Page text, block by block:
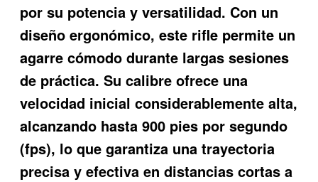
por su potencia y versatilidad. Con un
diseño ergonómico, este rifle permite un
agarre cómodo durante largas sesiones
de práctica. Su calibre ofrece una
velocidad inicial considerablemente alta,
alcanzando hasta 900 pies por segundo
(fps), lo que garantiza una trayectoria
precisa y efectiva en distancias cortas a